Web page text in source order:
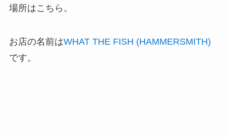
場所はこちら。
お店の名前はWHAT THE FISH (HAMMERSMITH)
です。